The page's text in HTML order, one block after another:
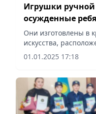
Игрушки
осужденные
Павлодарской
Они изготовлены в
искусства,
зоне учреждения,
01.01.2025 17:18